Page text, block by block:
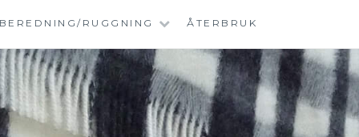
BEREDNING/RUGGNING ÅTERBRUK